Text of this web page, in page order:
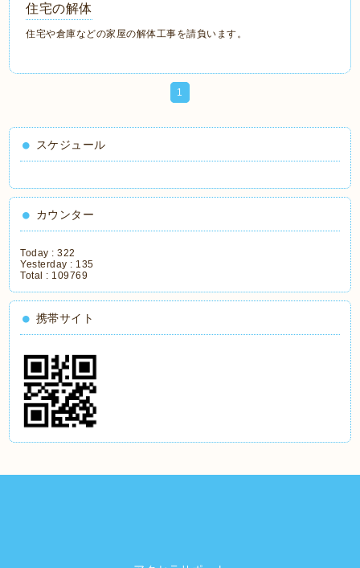
住宅の解体
住宅や倉庫などの家屋の解体工事を請負います。
1
スケジュール
カウンター
Today :322
Yesterday : 135
Total : 109769
携帯サイト